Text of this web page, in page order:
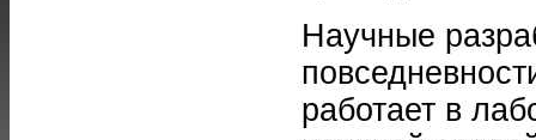
Научные
работает в